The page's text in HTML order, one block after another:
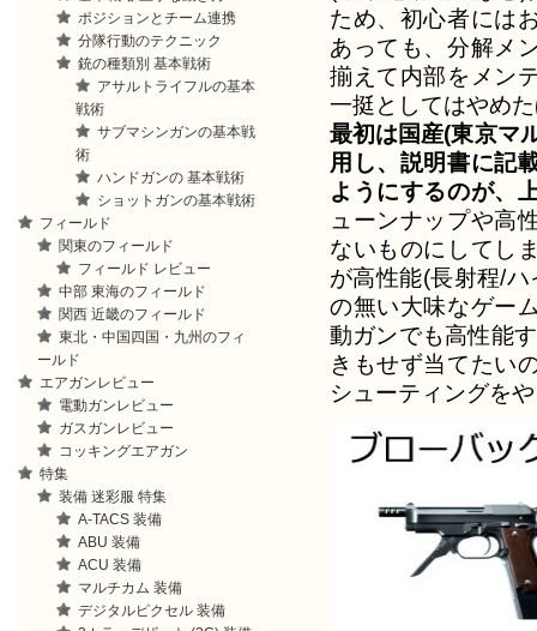
ため、初心者には
あっても、分解メ
揃えて内部をメン
一挺としてはやめ
最初は国産(東京マ
用し、説明書に記
ようにするのが、
ューンナップや高
ないものにしてし
が高性能(長射程/
の無い大味なゲー
動ガンでも高性能
きもせず当てたい
シューティングを
ポジションとチーム連携
分隊行動のテクニック
銃の種類別 基本戦術
アサルトライフルの基本
戦術
サブマシンガンの基本戦
術
ハンドガンの 基本戦術
ショットガンの基本戦術
フィールド
関東のフィールド
フィールド レビュー
中部 東海のフィールド
関西 近畿のフィールド
東北・中国四国・九州のフィ
ールド
エアガンレビュー
電動ガンレビュー
ガスガンレビュー
コッキングエアガン
特集
装備 迷彩服 特集
A-TACS 装備
ABU 装備
ACU 装備
マルチカム 装備
デジタルピクセル 装備